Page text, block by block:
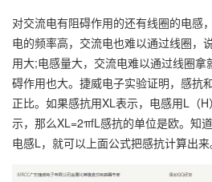
对交流电有阻碍作用的还有线圈的电感
电的频率高，交流电也难以通过线圈，
用大;电感量大，交流电难以通过线圈拿
碍作用也大。捷威电子实验证明，感抗
正比。如果感抗用XL表示，电感用L（
示，那么XL=2πfL感抗的单位是欧。知
电感L，就可以上面公式把感抗计算出来